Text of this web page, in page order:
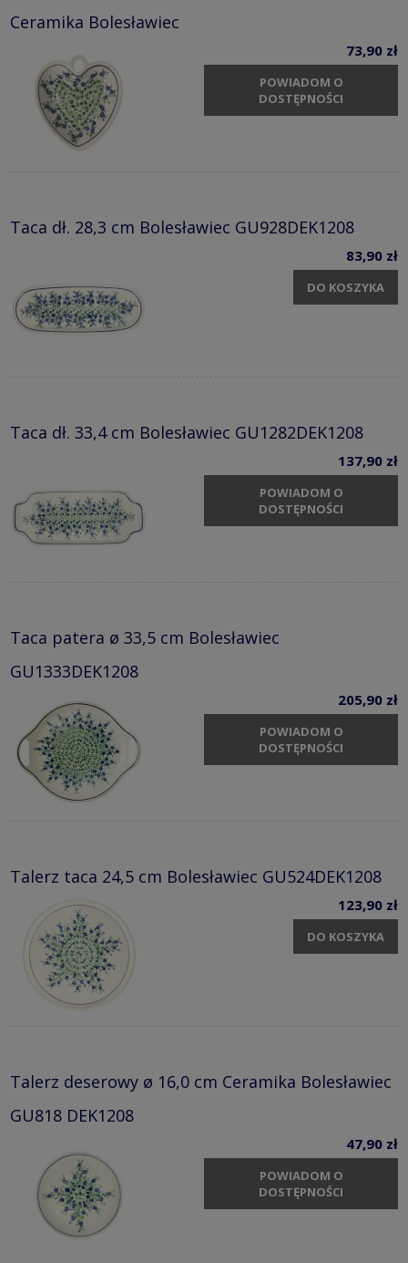
Ceramika Bolesławiec
73,90 zł
POWIADOM O
DOSTĘPNOŚCI
Taca dł. 28,3 cm Bolesławiec GU928DEK1208
83,90 zł
DO KOSZYKA
Taca dł. 33,4 cm Bolesławiec GU1282DEK1208
137,90 zł
POWIADOM O
DOSTĘPNOŚCI
Taca patera ø 33,5 cm Bolesławiec
GU1333DEK1208
205,90 zł
POWIADOM O
DOSTĘPNOŚCI
Talerz taca 24,5 cm Bolesławiec GU524DEK1208
123,90 zł
DO KOSZYKA
Talerz deserowy ø 16,0 cm Ceramika Bolesławiec
GU818 DEK1208
47,90 zł
POWIADOM O
DOSTĘPNOŚCI